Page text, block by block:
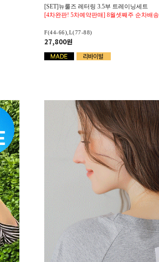
[SET]뉴룰즈 레터링 3.5부 트레이닝세트
[4차완판! 5차예약판매] 8월셋째주 순차배송
F(44-66),L(77-88)
27,800원